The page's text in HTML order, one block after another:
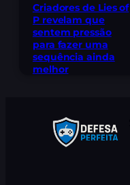
Criadores de Lies of
P revelam que
sentem pressão
para fazer uma
sequência ainda
melhor